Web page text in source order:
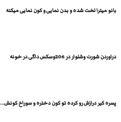
بانو میترا لخت شده و بدن نمایی و کون نمایی میکنه
دراوردن شورت وشلوار در 206وسکس داگی در خونه
پسره کیر درازش رو کرده تو کون دختره و سوراخ کونش...